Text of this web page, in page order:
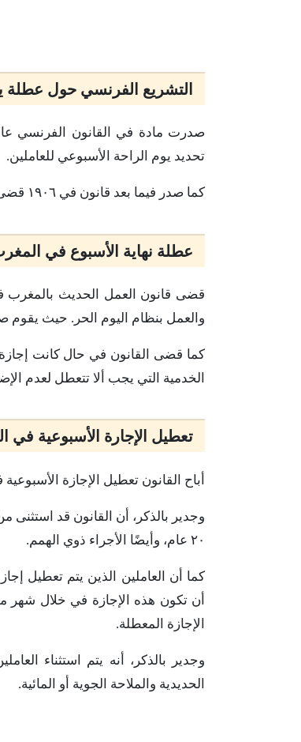
التشريع الفرنسي حول عطلة
تحديد يوم الراحة الأسبوعي للعاملين.
كما صدر فيما بعد قانون في ١٩٠٦ قضى بأن تكون الإجازة الأسبوعية واجبة. وحدد يوم الأحد ليكون هو ذلك اليوم.
عطلة نهاية الأسبوع في
والعمل بنظام اليوم الحر. حيث
كما قضى القانون في حال كانت إجازة
الخدمية التي يجب ألا تتعطل لعدم
تعطيل الإجارة الأسبوعية في
أباح القانون تعطيل الإجازة
٢٠ عام، وأيضًا الأجراء ذوي الهمم.
كما أن العاملين الذين يتم تعطيل
أن تكون هذه الإجازة في خلال شهر
الإجازة المعطلة.
وجدير بالذكر، أنه يتم استثناء
الحديدية والملاحة الجوية أو المائية.